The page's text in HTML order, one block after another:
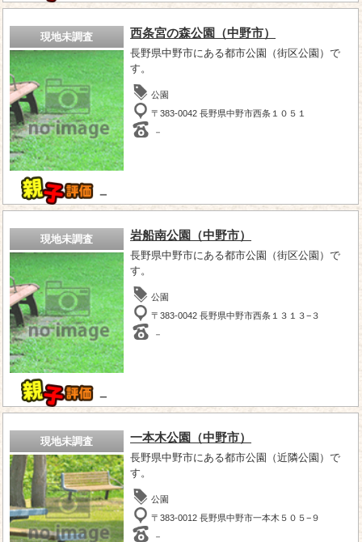
現地未調査
－
西条宮の森公園（中野市）
長野県中野市にある都市公園（街区公園）で
す。
公園
〒383-0042 長野県中野市西条１０５１
－
現地未調査
－
岩船南公園（中野市）
長野県中野市にある都市公園（街区公園）で
す。
公園
〒383-0042 長野県中野市西条１３１３−３
－
現地未調査 一本木公園（中野市）
長野県中野市にある都市公園（近隣公園）で
す。
公園
〒383-0012 長野県中野市一本木５０５−９
－